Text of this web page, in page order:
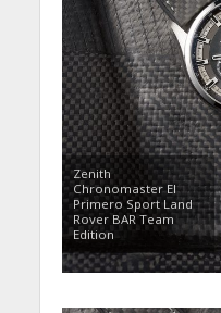
Zenith
Chronomaster El
Primero Sport Land
Rover BAR Team
Edition